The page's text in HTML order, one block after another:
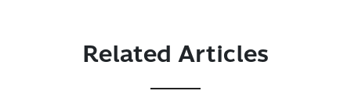
Related Articles